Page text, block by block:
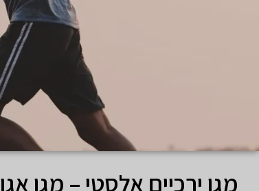
מגן ירכיים אלסטי – מגן אגן